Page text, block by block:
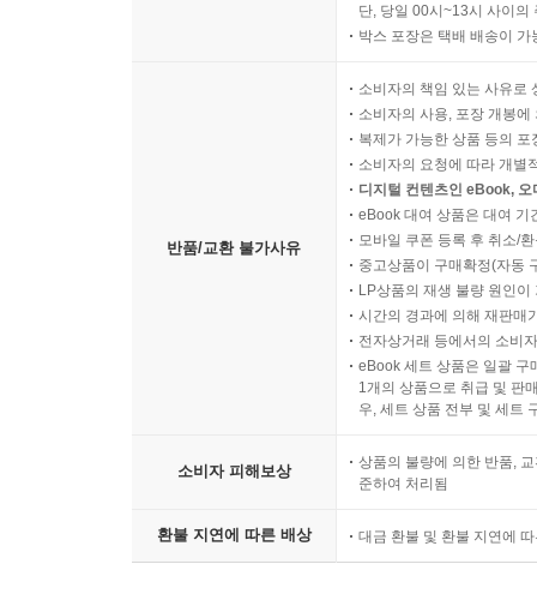
단, 당일 00시~13시 사이의
박스 포장은 택배 배송이
반품/교환 불가사유
소비자의 책임 있는 사유로
소비자의 사용, 포장 개봉
복제가 가능한 상품 등의
소비자의 요청에 따라 개별
디지털 컨텐츠인 eBook,
eBook 대여 상품은 대여 기
모바일 쿠폰 등록 후 취소/
중고상품이 구매확정(자동
LP상품의 재생 불량 원인
시간의 경과에 의해 재판매
전자상거래 등에서의 소비
eBook 세트 상품은 일괄 구
1개의 상품으로 취급 및 판
우, 세트 상품 전부 및 세트
소비자 피해보상
상품의 불량에 의한 반품,
준하여 처리됨
환불 지연에 따른 배상 대금 환불 및 환불 지연에